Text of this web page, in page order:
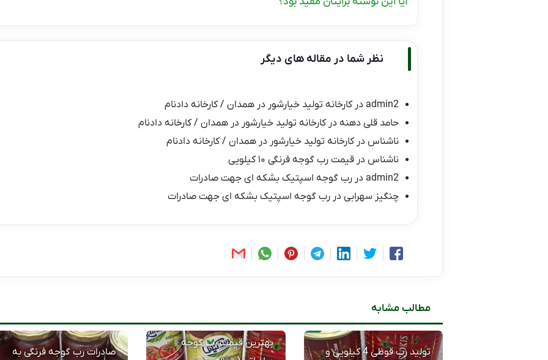
نظر شما در مقاله های دیگر
admin2 درکارخانه تولید خیارشور در همدان / کارخانه دادنام
حامد قلی دهنه درکارخانه تولید خیارشور در همدان / کارخانه دادنام
ناشناس درکارخانه تولید خیارشور در همدان / کارخانه دادنام
ناشناس در قیمت رب گوجه فرنگی ۱۰ کیلویی
admin2 در رب گوجه اسپتیک بشکه ای جهت صادرات
چنگیز سهرابی در رب گوجه اسپتیک بشکه ای جهت صادرات
مطالب مشابه
تولید رب قوطی 4 کیلویی و
بهترین قیمت رب گوجه
صادرات رب گوجه فرنگی به